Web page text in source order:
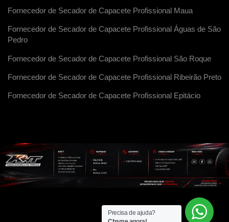
Fornecedor de Secador de Capacete Profissional Maua
Fornecedor de Secador de Capacete Profissional Águas de São
Pedro
Fornecedor de Secador de Capacete Profissional São Roque
Fornecedor de Secador de Capacete Profissional Ribeirão Preto
Fornecedor de Secador de Capacete Profissional Epitácio
Precisa de ajuda?